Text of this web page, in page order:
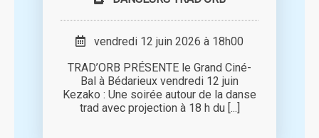
vendredi 12 juin 2026 à 18h00
TRAD’ORB PRÉSENTE le Grand Ciné-
Bal à Bédarieux vendredi 12 juin
Kezako : Une soirée autour de la danse
trad avec projection à 18 h du [...]